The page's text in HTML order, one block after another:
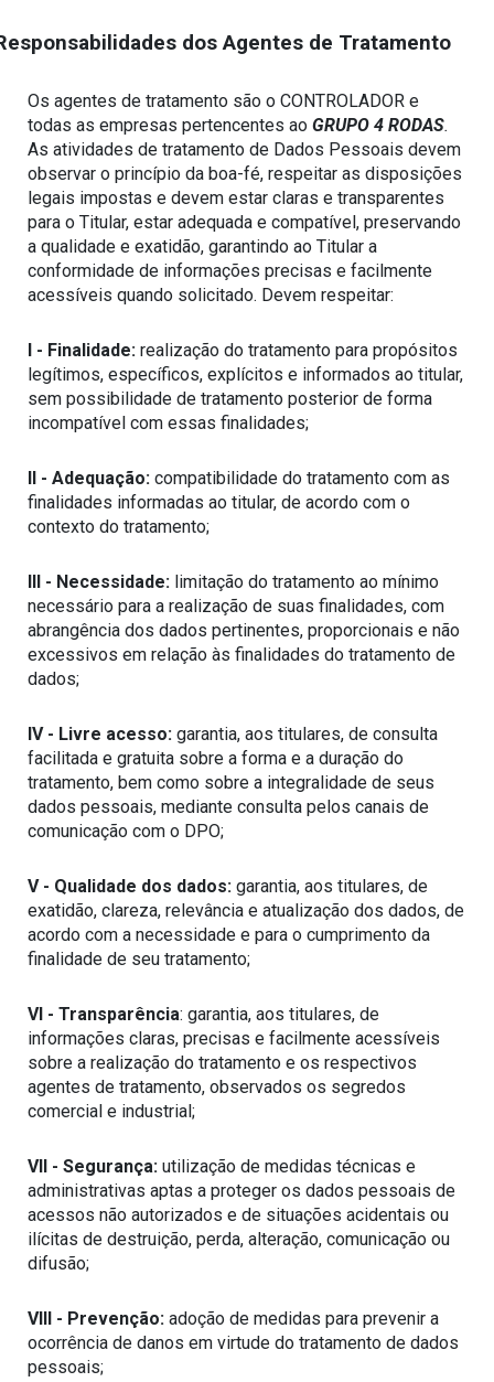
dos Agentes de Tratamento
Os agentes de tratamento são o CONTROLADOR e
todas as empresas pertencentes ao GRUPO 4 RODAS.
As atividades de tratamento de Dados Pessoais devem
observar o princípio da boa-fé, respeitar as disposições
legais impostas e devem estar claras e transparentes
para o Titular, estar adequada e compatível, preservando
a qualidade e exatidão, garantindo ao Titular a
conformidade de informações precisas e facilmente
acessíveis quando solicitado. Devem respeitar:
I - Finalidade: realização do tratamento para propósitos
legítimos, específicos, explícitos e informados ao titular,
sem possibilidade de tratamento posterior de forma
incompatível com essas finalidades;
II - Adequação: compatibilidade do tratamento com as
finalidades informadas ao titular, de acordo com o
contexto do tratamento;
III - Necessidade: limitação do tratamento ao mínimo
necessário para a realização de suas finalidades, com
abrangência dos dados pertinentes, proporcionais e não
excessivos em relação às finalidades do tratamento de
dados;
IV - Livre acesso: garantia, aos titulares, de consulta
facilitada e gratuita sobre a forma e a duração do
tratamento, bem como sobre a integralidade de seus
dados pessoais, mediante consulta pelos canais de
comunicação com o DPO;
V - Qualidade dos dados: garantia, aos titulares, de
exatidão, clareza, relevância e atualização dos dados, de
acordo com a necessidade e para o cumprimento da
finalidade de seu tratamento;
VI - Transparência: garantia, aos titulares, de
informações claras, precisas e facilmente acessíveis
sobre a realização do tratamento e os respectivos
agentes de tratamento, observados os segredos
comercial e industrial;
VII - Segurança: utilização de medidas técnicas e
administrativas aptas a proteger os dados pessoais de
acessos não autorizados e de situações acidentais ou
ilícitas de destruição, perda, alteração, comunicação ou
difusão;
VIII - Prevenção: adoção de medidas para prevenir a
ocorrência de danos em virtude do tratamento de dados
pessoais;